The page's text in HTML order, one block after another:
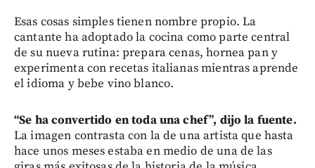
Esas cosas simples tienen nombre propio. La
cantante ha adoptado la cocina como parte central
de su nueva rutina: prepara cenas, hornea pan y
experimenta con recetas italianas mientras aprende
el idioma y bebe vino blanco.
“Se ha convertido en toda una chef”, dijo la fuente.
La imagen contrasta con la de una artista que hasta
hace unos meses estaba en medio de una de las